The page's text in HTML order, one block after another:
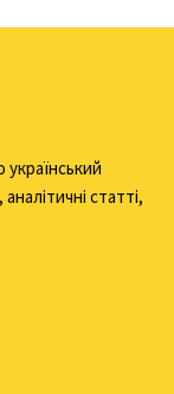
статті,